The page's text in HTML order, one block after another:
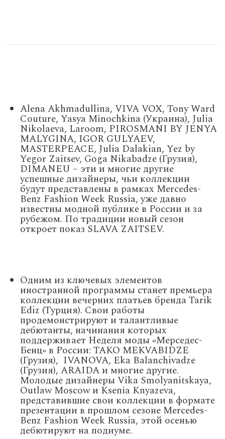
Alena Akhmadullina, VIVA VOX, Tony Ward
Couture, Yasya Minochkina (Украина), Julia
Nikolaeva, Laroom, PIROSMANI BY JENYA
MALYGINA, IGOR GULYAEV,
MASTERPEACE, Julia Dalakian, Yez by
Yegor Zaitsev, Goga Nikabadze (Грузия),
DIMANEU – эти и многие другие
успешные дизайнеры, чьи коллекции
будут представлены в рамках Mercedes-
Benz Fashion Week Russia, уже давно
известны модной публике в России и за
рубежом. По традиции новый сезон
откроет показ SLAVA ZAITSEV.
Одним из ключевых элементов
иностранной программы станет премьера
коллекции вечерних платьев бренда Tarik
Ediz (Турция). Свои работы
продемонстрируют и талантливые
дебютанты, начинания которых
поддерживает Неделя моды «Мерседес-
Бенц» в России: TAKO MEKVABIDZE
(Грузия), IVANOVA, Eka Balanchivadze
(Грузия), ARAIDA и многие другие.
Молодые дизайнеры Vika Smolyanitskaya,
Outlaw Moscow и Ksenia Knyazeva,
представившие свои коллекции в формате
презентации в прошлом сезоне Mercedes-
Benz Fashion Week Russia, этой осенью
дебютируют на подиуме.